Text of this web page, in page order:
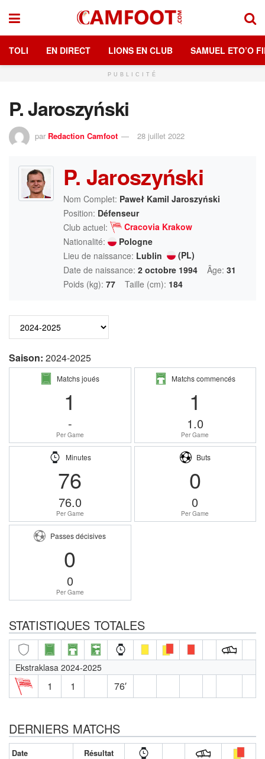
TOLI EN DIRECT LIONS EN CLUB SAMUEL ETO’O
PUBLICITÉ
P. Jaroszyński
par Redaction Camfoot 28 juillet 2022
P. Jaroszyński
Nom Complet: Paweł Kamil Jaroszyński
Position: Défenseur
Club actuel:
Cracovia Krakow
Nationalité:
Pologne
Lieu de naissance: Lublin
(PL)
Date de naissance: 2 octobre 1994 Âge: 31
Poids (kg): 77 Taille (cm): 184
Saison: 2024-2025
Matchs joués
1
-
Per Game
Matchs commencés
1
1.0
Per Game
Minutes
76
76.0
Per Game
Buts
0
0
Per Game
Passes décisives
0
0
Per Game
STATISTIQUES TOTALES
Ekstraklasa 2024-2025
1 1 76′
DERNIERS MATCHS
Date Résultat